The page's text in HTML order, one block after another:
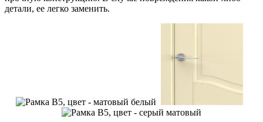
детали, ее легко заменить.